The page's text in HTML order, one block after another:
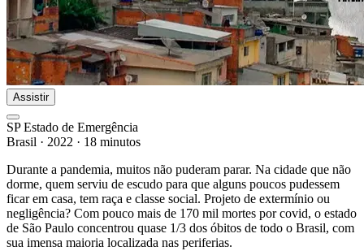
Assistir
SP Estado de Emergência
Brasil · 2022 · 18 minutos
Durante a pandemia, muitos não puderam parar. Na cidade que não
dorme, quem serviu de escudo para que alguns poucos pudessem
ficar em casa, tem raça e classe social. Projeto de extermínio ou
negligência? Com pouco mais de 170 mil mortes por covid, o estado
de São Paulo concentrou quase 1/3 dos óbitos de todo o Brasil, com
sua imensa maioria localizada nas periferias.